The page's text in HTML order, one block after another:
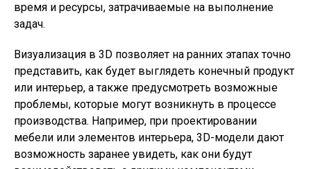
время и ресурсы, затрачиваемые на выполнение
задач.
Визуализация в 3D позволяет на ранних этапах точно
представить, как будет выглядеть конечный продукт
или интерьер, а также предусмотреть возможные
проблемы, которые могут возникнуть в процессе
производства. Например, при проектировании
мебели или элементов интерьера, 3D-модели дают
возможность заранее увидеть, как они будут